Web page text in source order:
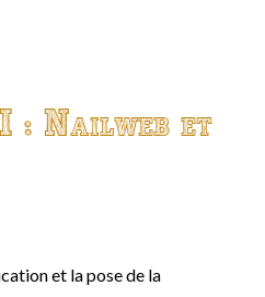
: Nailweb et
et la pose de la